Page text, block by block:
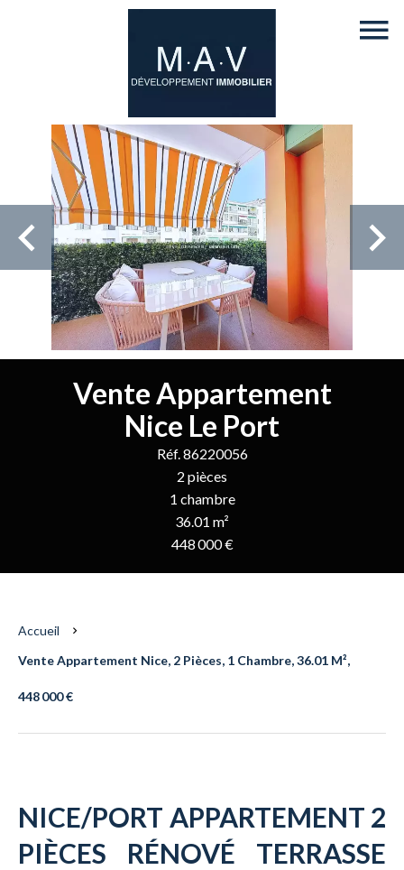
Vente Appartement
Nice Le Port
Réf. 86220056
2 pièces
1 chambre
36.01 m²
448 000 €
Accueil
Vente Appartement Nice, 2 Pièces, 1 Chambre, 36.01 M²,
448 000 €
NICE/PORT APPARTEMENT 2
PIÈCES RÉNOVÉ TERRASSE